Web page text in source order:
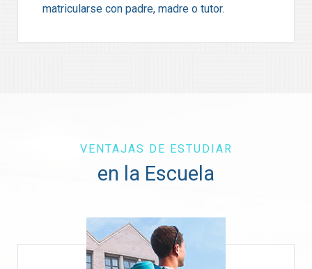
matricularse con padre, madre o tutor.
VENTAJAS DE ESTUDIAR
en la Escuela